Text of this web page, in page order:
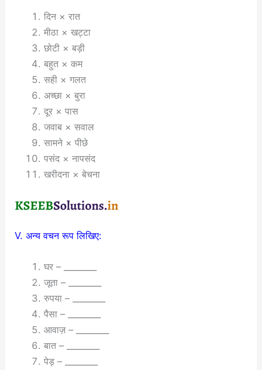
दिन × रात
मीठा × खट्टा
छोटी × बड़ी
बहुत × कम
सही × गलत
अच्छा × बुरा
दूर × पास
जवाब × सवाल
सामने × पीछे
पसंद × नापसंद
खरीदना × बेचना
V. अन्य वचन रूप लिखिए:
घर – ________
जूता – ________
रुपया – ________
पैसा – ________
आवाज़ – ________
बात – ________
पेड़ – ________